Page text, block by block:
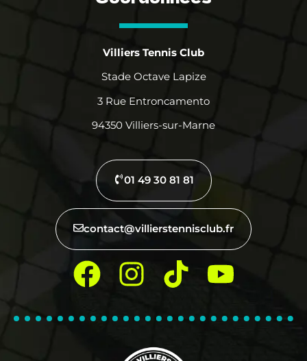
Villiers Tennis Club
Stade Octave Lapize
3 Rue Entroncamento
94350 Villiers-sur-Marne
01 49 30 81 81
contact@villierstennisclub.fr